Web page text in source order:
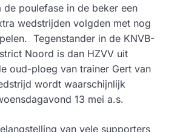
de poulefase in de beker een
wedstrijden volgden met nog
Tegenstander in de KNVB-
Noord is dan HZVV uit
oud-ploeg van trainer Gert van
wordt waarschijnlijk
13 mei a.s.
van vele supporters